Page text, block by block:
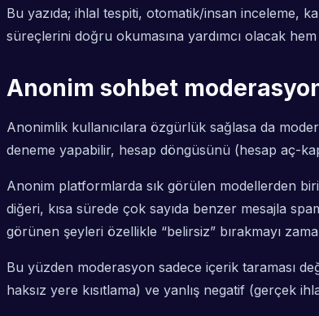
Bu yazıda; ihlal tespiti, otomatik/insan inceleme,
süreçlerini doğru okumasına yardımcı olacak
Anonim sohbet
Anonimlik kullanıcılara özgürlük sağlasa da
deneme yapabilir, hesap döngüsünü (hesap aç-
Anonim platformlarda sık görülen modellerden
diğeri, kısa sürede çok sayıda benzer mesajla
görünen şeyleri özellikle “belirsiz” bırakmayı
Bu yüzden moderasyon sadece içerik taraması
haksız yere kısıtlama) ve yanlış negatif (gerçek